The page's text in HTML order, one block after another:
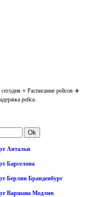
⭐ Расписание рейсов ✈️
рейса.
Анталья
Барселона
Берлин Бранденбург
Варшава Модлин